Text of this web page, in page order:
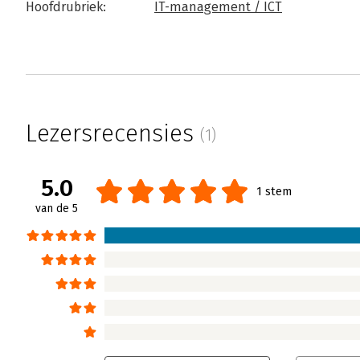
Hoofdrubriek: IT-management / ICT
Lezersrecensies (1)
5.0
van de 5
1 stem